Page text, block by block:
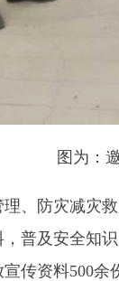
图为：邀请群众
全知识。同时
余份，接受